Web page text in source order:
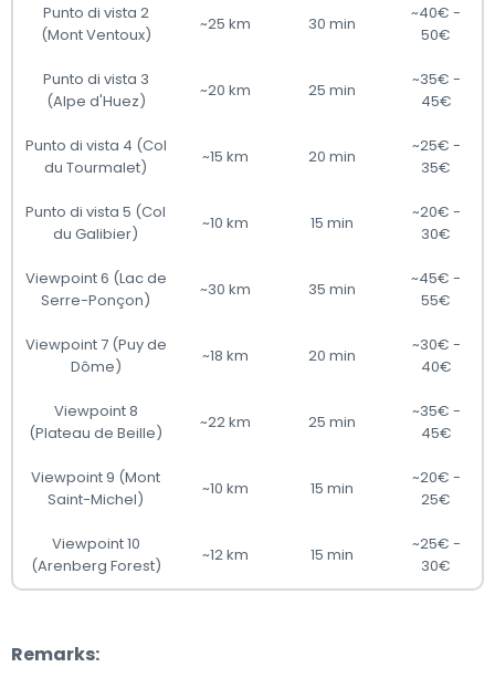
Punto di vista 2
(Mont Ventoux)
~25 km 30 min
~40€ -
50€
Punto di vista 3
(Alpe d'Huez)
~20 km 25 min
~35€ -
45€
Punto di vista 4 (Col
du Tourmalet)
~15 km 20 min
~25€ -
35€
Punto di vista 5 (Col
du Galibier)
~10 km 15 min
~20€ -
30€
Viewpoint 6 (Lac de
Serre-Ponçon)
~30 km 35 min
~45€ -
55€
Viewpoint 7 (Puy de
Dôme)
~18 km 20 min
~30€ -
40€
Viewpoint 8
(Plateau de Beille)
~22 km 25 min
~35€ -
45€
Viewpoint 9 (Mont
Saint-Michel)
~10 km 15 min
~20€ -
25€
Viewpoint 10
(Arenberg Forest)
~12 km 15 min
~25€ -
30€
Remarks: